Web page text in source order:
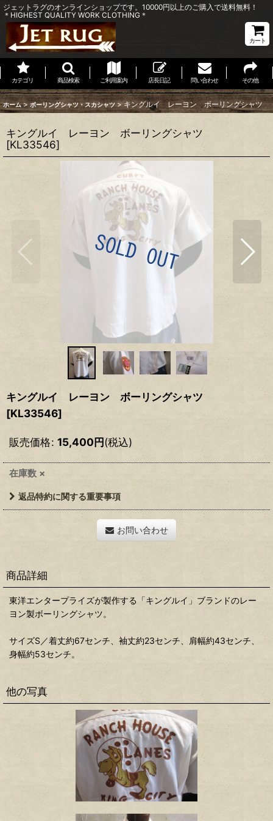
ジェットラグのオンラインショップです。10000円以上のご購入で送料無料！
＊HIGHEST QUALITY WORK CLOTHING＊
カート
カテゴリ 商品検索 ご利用案内 店長日記 問い合わせ その他
ホーム > ボーリングシャツ・スカシャツ > キングルイ レーヨン ボーリングシャツ
キングルイ レーヨン ボーリングシャツ
[KL33546]
キングルイ レーヨン ボーリングシャツ
[KL33546]
販売価格: 15,400円(税込)
在庫数 ×
返品特約に関する重要事項
お問い合わせ
商品詳細
東洋エンタープライズが製作する「キングルイ」ブランドのレー
ヨン製ボーリングシャツ。
サイズS／着丈約67センチ、袖丈約23センチ、肩幅約43センチ、
身幅約53センチ。
他の写真